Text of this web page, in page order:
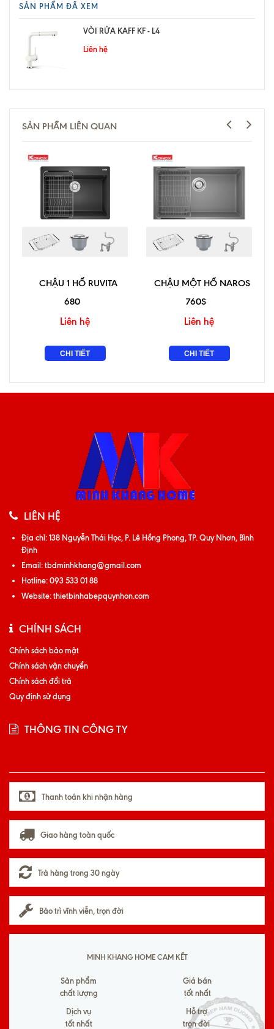
SẢN PHẨM ĐÃ XEM
VÒI RỬA KAFF KF - L4
Liên hệ
SẢN PHẨM LIÊN QUAN
CHẬU 1 HỐ RUVITA
680
Liên hệ
CHI TIẾT
CHẬU MỘT HỐ NAROS
760S
Liên hệ
CHI TIẾT
LIÊN HỆ
Địa chỉ:138 Nguyễn Thái Học, P. Lê Hồng Phong, TP. Quy Nhơn, Bình
Định
Email:tbdminhkhang@gmail.com
Hotline:093 533 01 88
Website:thietbinhabepquynhon.com
CHÍNH SÁCH
Chính sách bảo mật
Chính sách vận chuyển
Chính sách đổi trả
Quy định sử dụng
THÔNG TIN CÔNG TY
Thanh toán khi nhận hàng
Giao hàng toàn quốc
Trả hàng trong 30 ngày
Bảo trì vĩnh viễn, trọn đời
MINH KHANG HOME CAM KẾT
Sản phẩm
chất lượng
Giá bán
tốt nhất
Dịch vụ
tốt nhất
Hỗ trợ
trọn đời